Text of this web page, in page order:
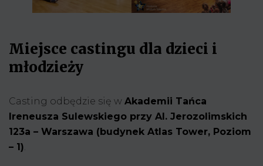
Miejsce castingu dla dzieci i
młodzieży
Casting odbędzie się w Akademii Tańca
Ireneusza Sulewskiego przy Al. Jerozolimskich
123a – Warszawa (budynek Atlas Tower, Poziom
– 1).